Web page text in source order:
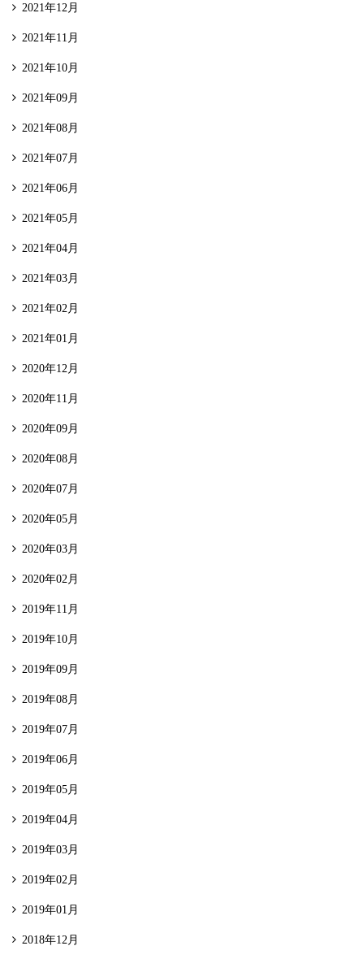
2021年12月
2021年11月
2021年10月
2021年09月
2021年08月
2021年07月
2021年06月
2021年05月
2021年04月
2021年03月
2021年02月
2021年01月
2020年12月
2020年11月
2020年09月
2020年08月
2020年07月
2020年05月
2020年03月
2020年02月
2019年11月
2019年10月
2019年09月
2019年08月
2019年07月
2019年06月
2019年05月
2019年04月
2019年03月
2019年02月
2019年01月
2018年12月